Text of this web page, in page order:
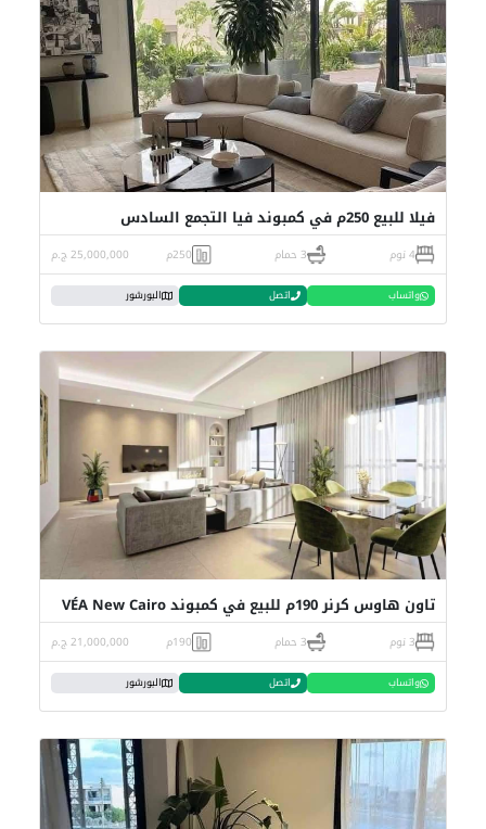
فيلا للبيع 250م في كمبوند فيا التجمع السادس
4 نوم 3 حمام 250م 25,000,000 ج.م
واتساب اتصل البورشور
تاون هاوس كرنر 190م للبيع في كمبوند VÉA New Cairo
3 نوم 3 حمام 190م 21,000,000 ج.م
واتساب اتصل البورشور